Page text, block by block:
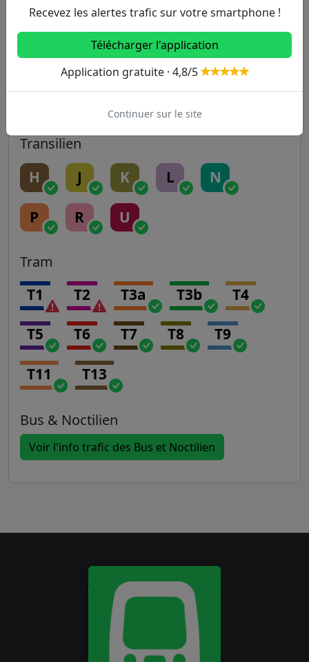
14
A B C D E
Transilien
H J K L N
P R U
Tram
T1 T2 T3a T3b T4
T5 T6 T7 T8 T9
T11 T13
Bus & Noctilien
Voir l'info trafic des Bus et Noctilien
Recevez les alertes trafic sur votre smartphone !
Télécharger l'application
Application gratuite · 4,8/5
Continuer sur le site